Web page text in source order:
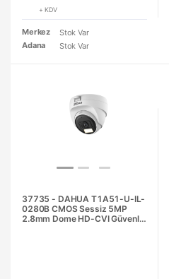
+ KDV
Merkez
Stok Var
Adana
Stok Var
37735 - DAHUA T1A51-U-IL-
0280B CMOS Sessiz 5MP
2.8mm Dome HD-CVI Güvenlik